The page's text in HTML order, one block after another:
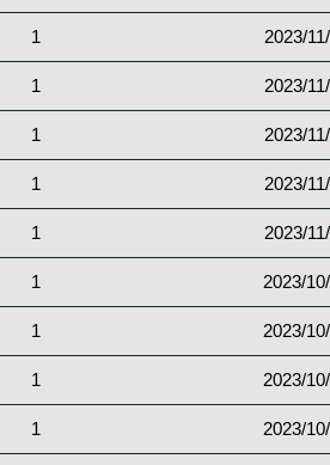
1 2023/
1 2023/
1 2023/
1 2023/
1 2023/
1 2023/
1 2023/
1 2023/
1 2023/